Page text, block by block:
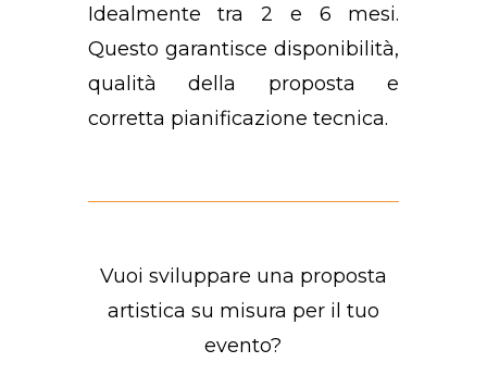
Idealmente tra 2 e 6 mesi.
Questo garantisce disponibilità,
qualità della proposta e
corretta pianificazione tecnica.
Vuoi sviluppare una proposta
artistica su misura per il tuo
evento?